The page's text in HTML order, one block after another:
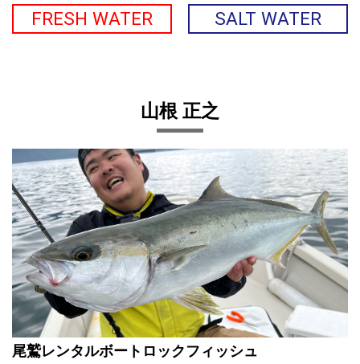
FRESH WATER SALT WATER
山根 正之
尾鷲レンタルボートロックフィッシュ